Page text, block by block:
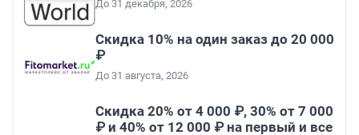
До 31 декабря, 2026
Скидка 10% на один заказ до 20 000
₽
До 31 августа, 2026
Скидка 20% от 4 000 ₽, 30% от 7 000
₽ и 40% от 12 000 ₽ на первый и все